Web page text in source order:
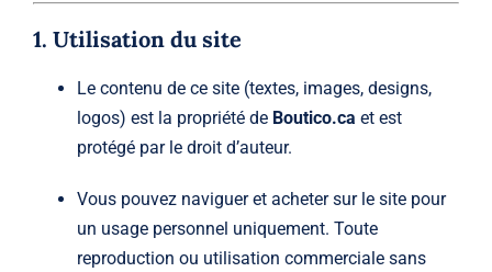
1. Utilisation du site
Le contenu de ce site (textes, images, designs,
logos) est la propriété de Boutico.ca et est
protégé par le droit d’auteur.
Vous pouvez naviguer et acheter sur le site pour
un usage personnel uniquement. Toute
reproduction ou utilisation commerciale sans